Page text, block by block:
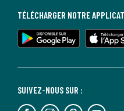
SUIVEZ-NOUS SUR :
TÉLÉCHARGER NOTRE